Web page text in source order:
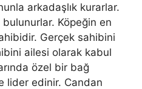
arkadaşlık kurarlar.
Köpeğin en
Gerçek sahibini
ailesi olarak kabul
özel bir bağ
lider edinir. Candan